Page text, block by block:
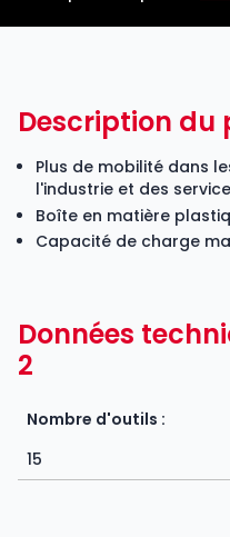
Description du
Plus de mobilité dans
l'industrie et des
Boîte en matière
Capacité de charge
Données
2
Nombre d'outils :
15